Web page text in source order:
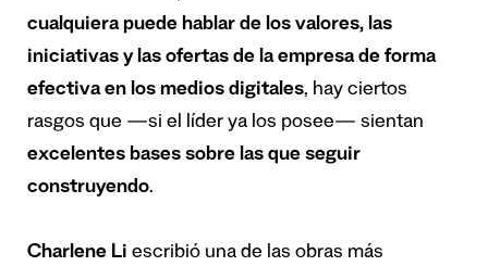
cualquiera puede hablar de los valores, las
iniciativas y las ofertas de la empresa de forma
efectiva en los medios digitales, hay ciertos
rasgos que —si el líder ya los posee— sientan
excelentes bases sobre las que seguir
construyendo.
Charlene Li escribió una de las obras más